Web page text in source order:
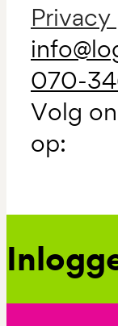
070-
Volg
op: